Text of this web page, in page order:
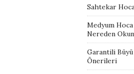
Sahtekar
Medyum
Nereden
Garantili
Önerileri